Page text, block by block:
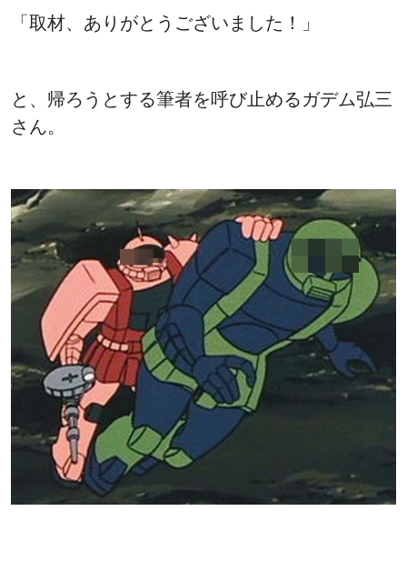
「取材、ありがとうございました！」
と、帰ろうとする筆者を呼び止めるガデム弘三
さん。